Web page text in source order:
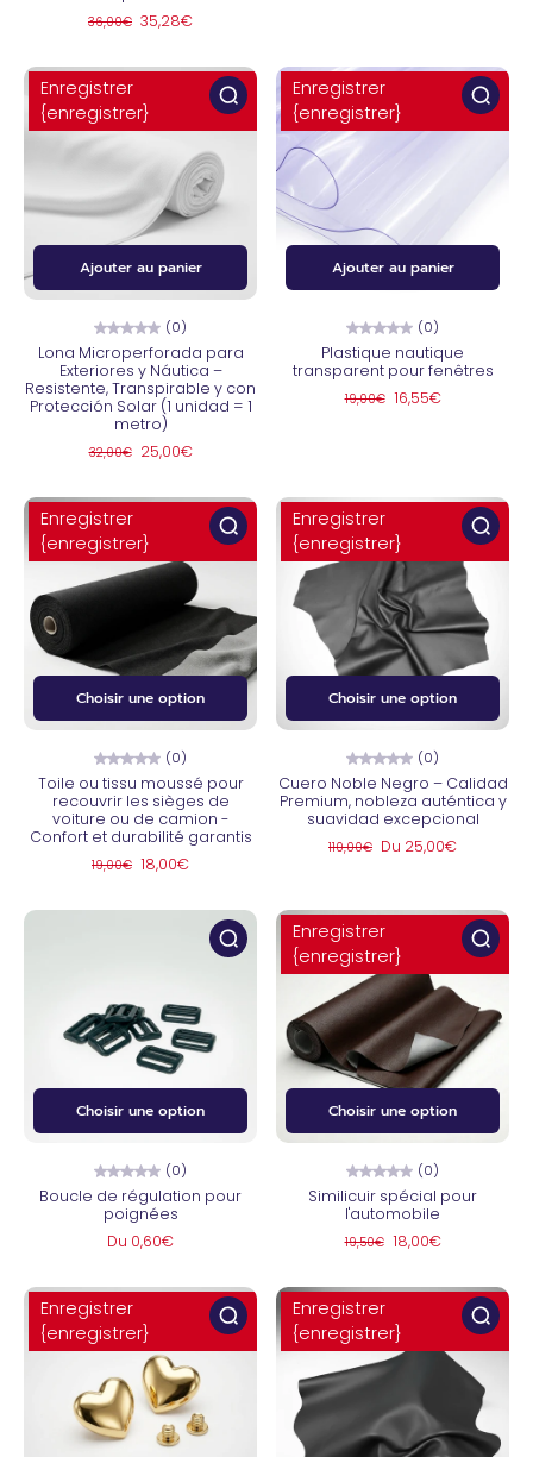
36,00€ 35,28€
Ajouter au panier
Enregistrer
{enregistrer}
(0)
Lona Microperforada para
Exteriores y Náutica –
Resistente, Transpirable y con
Protección Solar (1 unidad = 1
metro)
32,00€ 25,00€
Ajouter au panier
Enregistrer
{enregistrer}
(0)
Plastique nautique
transparent pour fenêtres
19,00€ 16,55€
Choisir une option
Enregistrer
{enregistrer}
(0)
Toile ou tissu moussé pour
recouvrir les sièges de
voiture ou de camion -
Confort et durabilité garantis
19,00€ 18,00€
Choisir une option
Enregistrer
{enregistrer}
(0)
Cuero Noble Negro – Calidad
Premium, nobleza auténtica y
suavidad excepcional
110,00€ Du 25,00€
Choisir une option
(0)
Boucle de régulation pour
poignées
Du 0,60€
Choisir une option
Enregistrer
{enregistrer}
(0)
Similicuir spécial pour
l'automobile
19,50€ 18,00€
Enregistrer
{enregistrer}
Enregistrer
{enregistrer}